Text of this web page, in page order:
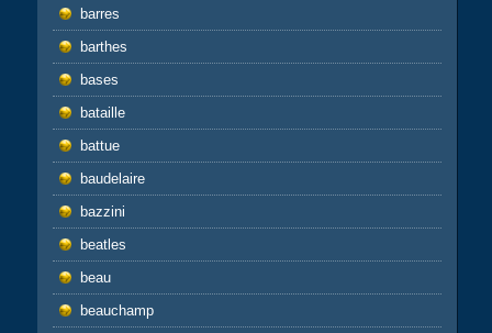
barres
barthes
bases
bataille
battue
baudelaire
bazzini
beatles
beau
beauchamp